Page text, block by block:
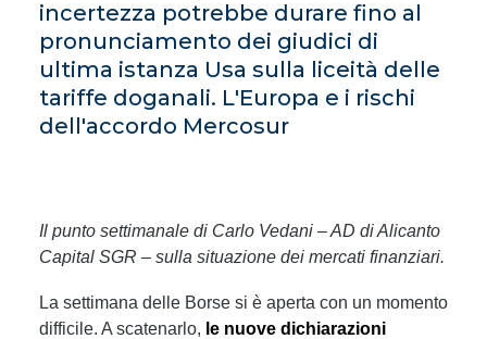
incertezza potrebbe durare fino al
pronunciamento dei giudici di
ultima istanza Usa sulla liceità delle
tariffe doganali. L'Europa e i rischi
dell'accordo Mercosur
Il punto settimanale di Carlo Vedani – AD di Alicanto
Capital SGR – sulla situazione dei mercati finanziari.
La settimana delle Borse si è aperta con un momento
difficile. A scatenarlo, le nuove dichiarazioni